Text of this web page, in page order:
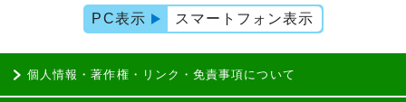
PC表示 スマートフォン表示
個人情報・著作権・リンク・免責事項について